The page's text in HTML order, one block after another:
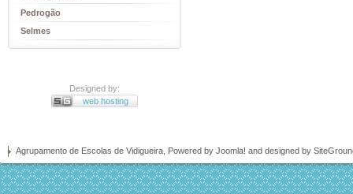
Pedrogão
Selmes
Designed by:
web hosting
Agrupamento de Escolas de Vidigueira, Powered by Joomla! and designed by